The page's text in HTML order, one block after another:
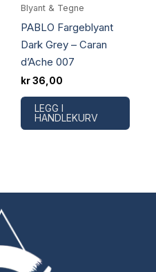
Blyant & Tegne
PABLO Fargeblyant
Dark Grey – Caran
d’Ache 007
kr36,00
LEGG I
HANDLEKURV